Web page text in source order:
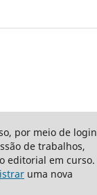
por meio de login
de trabalhos,
editorial em curso.
uma nova